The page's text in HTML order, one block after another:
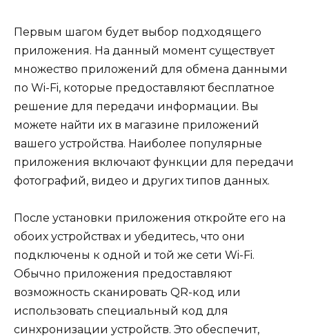
Первым шагом будет выбор подходящего
приложения. На данный момент существует
множество приложений для обмена данными
по Wi-Fi, которые предоставляют бесплатное
решение для передачи информации. Вы
можете найти их в магазине приложений
вашего устройства. Наиболее популярные
приложения включают функции для передачи
фотографий, видео и других типов данных.
После установки приложения откройте его на
обоих устройствах и убедитесь, что они
подключены к одной и той же сети Wi-Fi.
Обычно приложения предоставляют
возможность сканировать QR-код или
использовать специальный код для
синхронизации устройств. Это обеспечит,